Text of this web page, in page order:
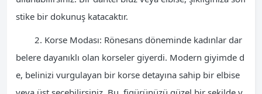
stike bir dokunuş katacaktır.
2. Korse Modası: Rönesans döneminde kadınlar dar
belere dayanıklı olan korseler giyerdi. Modern giyimde d
e, belinizi vurgulayan bir korse detayına sahip bir elbise